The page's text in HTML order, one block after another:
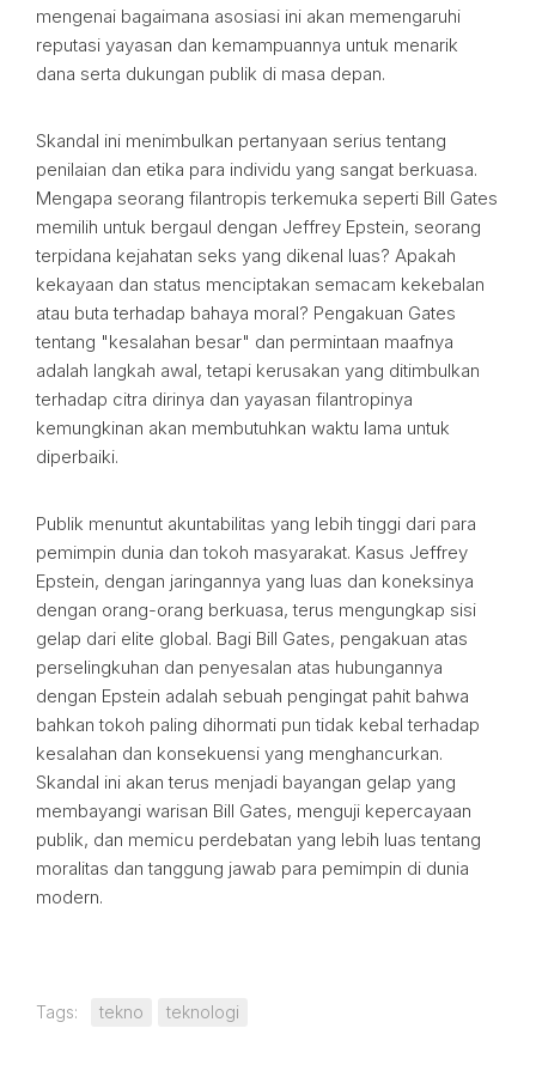
mengenai bagaimana asosiasi ini akan memengaruhi
reputasi yayasan dan kemampuannya untuk menarik
dana serta dukungan publik di masa depan.
Skandal ini menimbulkan pertanyaan serius tentang
penilaian dan etika para individu yang sangat berkuasa.
Mengapa seorang filantropis terkemuka seperti Bill Gates
memilih untuk bergaul dengan Jeffrey Epstein, seorang
terpidana kejahatan seks yang dikenal luas? Apakah
kekayaan dan status menciptakan semacam kekebalan
atau buta terhadap bahaya moral? Pengakuan Gates
tentang "kesalahan besar" dan permintaan maafnya
adalah langkah awal, tetapi kerusakan yang ditimbulkan
terhadap citra dirinya dan yayasan filantropinya
kemungkinan akan membutuhkan waktu lama untuk
diperbaiki.
Publik menuntut akuntabilitas yang lebih tinggi dari para
pemimpin dunia dan tokoh masyarakat. Kasus Jeffrey
Epstein, dengan jaringannya yang luas dan koneksinya
dengan orang-orang berkuasa, terus mengungkap sisi
gelap dari elite global. Bagi Bill Gates, pengakuan atas
perselingkuhan dan penyesalan atas hubungannya
dengan Epstein adalah sebuah pengingat pahit bahwa
bahkan tokoh paling dihormati pun tidak kebal terhadap
kesalahan dan konsekuensi yang menghancurkan.
Skandal ini akan terus menjadi bayangan gelap yang
membayangi warisan Bill Gates, menguji kepercayaan
publik, dan memicu perdebatan yang lebih luas tentang
moralitas dan tanggung jawab para pemimpin di dunia
modern.
Tags: tekno teknologi